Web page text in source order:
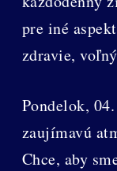
pre iné
zdravie,
Pondelok,
zaujímavú
Chce, aby